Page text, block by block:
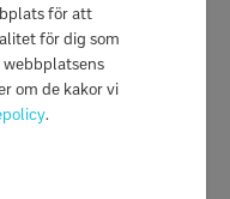
för att
för dig som
om de kakor vi
.
Broken Hearts